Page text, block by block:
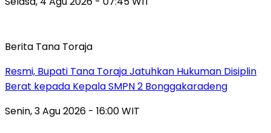
Berita Tana Toraja
Resmi, Bupati Tana Toraja Jatuhkan Hukuman Disiplin
Berat kepada Kepala SMPN 2 Bonggakaradeng
Senin, 3 Agu 2026 - 16:00 WIT